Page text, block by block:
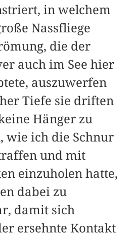
in welchem
Nassfliege
die der
auch im See hier
auszuwerfen
Tiefe sie driften
Hänger zu
wie ich die Schnur
und mit
einzuholen hatte,
dabei zu
damit sich
ersehnte Kontakt